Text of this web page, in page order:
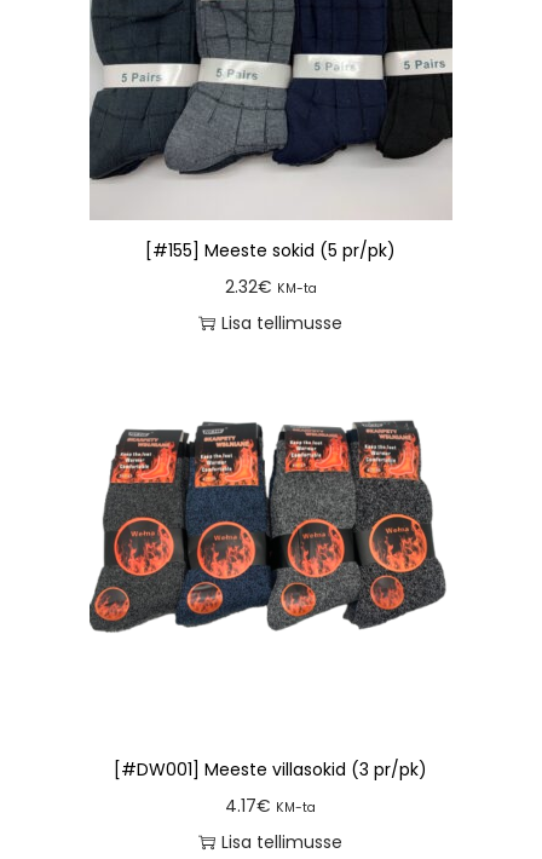
[#155] Meeste sokid (5 pr/pk)
2.32€ KM-ta
Lisa tellimusse
[#DW001] Meeste villasokid (3 pr/pk)
4.17€ KM-ta
Lisa tellimusse